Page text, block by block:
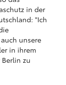
in der
"Ich
unsere
in ihrem
zu